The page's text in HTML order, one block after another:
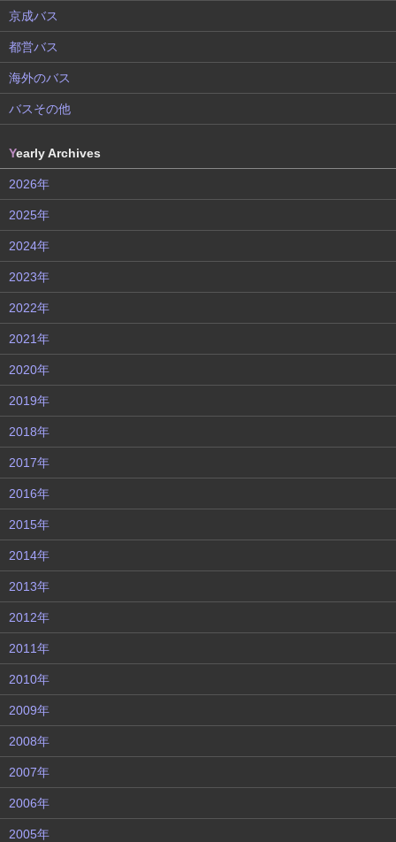
京成バス
都営バス
海外のバス
バスその他
Yearly Archives
2026年
2025年
2024年
2023年
2022年
2021年
2020年
2019年
2018年
2017年
2016年
2015年
2014年
2013年
2012年
2011年
2010年
2009年
2008年
2007年
2006年
2005年